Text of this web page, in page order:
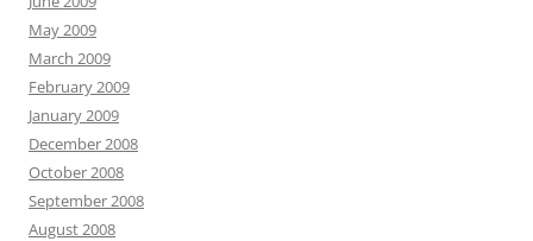
May 2009
March 2009
February 2009
January 2009
December 2008
October 2008
September 2008
August 2008